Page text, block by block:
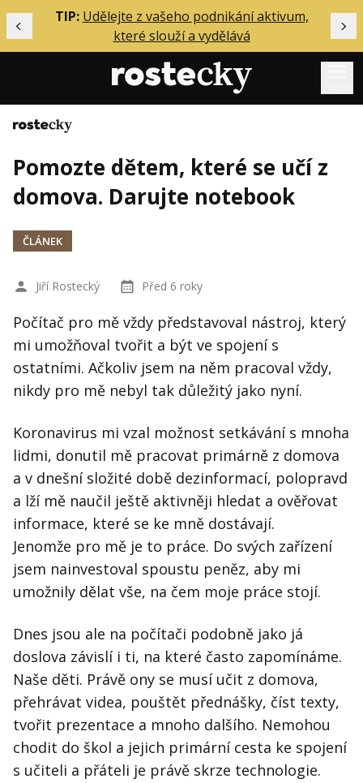
Předchozí
TIP: Udělejte z vašeho podnikání aktivum,
které slouží a vydělává
Mentoring
Podcasty
Solo
Inzerce
O mně
Přihlášení
Kontakt
Obchodní podmínky
Hledaná fráze Hledat
Domů
Pomozte dětem, které se učí z
domova. Darujte notebook
ČLÁNEK
Jiří Rostecký Před 6 roky
Počítač pro mě vždy představoval nástroj, který
mi umožňoval tvořit a být ve spojení s
ostatními. Ačkoliv jsem na něm pracoval vždy,
nikdy pro mě nebyl tak důležitý jako nyní.
Koronavirus mi vzal možnost setkávání s mnoha
lidmi, donutil mě pracovat primárně z domova
a v dnešní složité době dezinformací, polopravd
a lží mě naučil ještě aktivněji hledat a ověřovat
informace, které se ke mně dostávají.
Jenomže pro mě je to práce. Do svých zařízení
jsem nainvestoval spoustu peněz, aby mi
umožnily dělat vše, na čem moje práce stojí.
Dnes jsou ale na počítači podobně jako já
doslova závislí i ti, na které často zapomínáme.
Naše děti. Právě ony se musí učit z domova,
přehrávat videa, pouštět přednášky, číst texty,
tvořit prezentace a mnoho dalšího. Nemohou
chodit do škol a jejich primární cesta ke spojení
s učiteli a přáteli je právě skrze technologie.